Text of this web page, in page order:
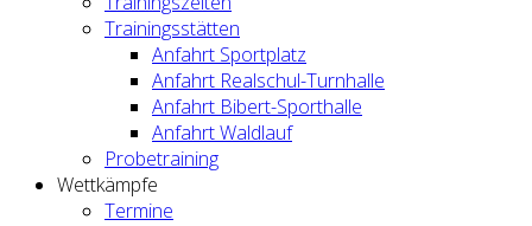
Trainingsstätten
Anfahrt Sportplatz
Anfahrt Realschul-Turnhalle
Anfahrt Bibert-Sporthalle
Anfahrt Waldlauf
Probetraining
Wettkämpfe
Termine